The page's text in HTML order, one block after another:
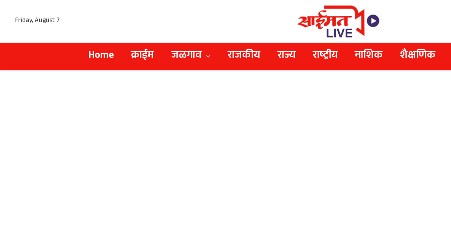
Friday, August 7
Home क्राईम जळगाव राजकीय राज्य राष्ट्रीय नाशिक शैक्षणिक